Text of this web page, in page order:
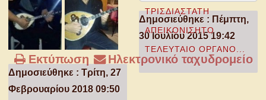
Δημοσιεύθηκε : Τρίτη, 27
Φεβρουαρίου 2018 09:50
ΤΡΙΣΔΙΆΣΤΑΤΗ
ΑΠΕΙΚΌΝΙΣΗΤΟ
ΤΕΛΕΥΤΑΊΟ ΌΡΓΑΝΟ...
Δημοσιεύθηκε : Πέμπτη,
30 Ιουλίου 2015 19:42
Εκτύπωση Ηλεκτρονικό ταχυδρομείο